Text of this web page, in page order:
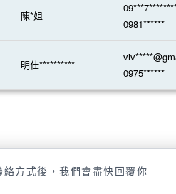
陳*姐
0981******
明仕**********
0975******
方式後，我們會盡快回覆你